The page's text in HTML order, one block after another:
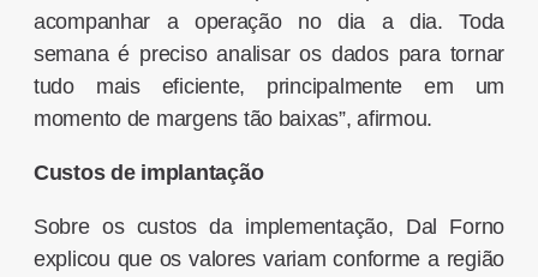
acompanhar a operação no dia a dia. Toda
semana é preciso analisar os dados para tornar
tudo mais eficiente, principalmente em um
momento de margens tão baixas”, afirmou.
Custos de implantação
Sobre os custos da implementação, Dal Forno
explicou que os valores variam conforme a região